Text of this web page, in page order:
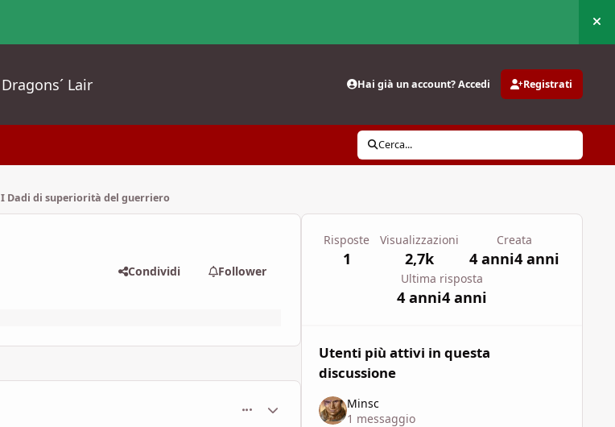
Dragons´ Lair Hai già un account? Accedi Registrati
Cerca...
I Dadi di superiorità del guerriero
Condividi Follower
comment_1778882
Statistiche Autore
Risposte
1
Visualizzazioni
2,7k
Creata
4 anni4 anni
Ultima risposta
4 anni4 anni
Utenti più attivi in questa
discussione
Minsc
1 messaggio